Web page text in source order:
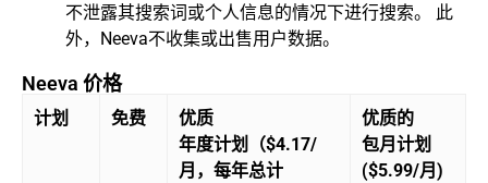
不泄露其搜索词或个人信息的情况下进行搜索。 此
外，Neeva不收集或出售用户数据。
Neeva 价格
计划 免费
优质
年度计划（$4.17/
月，每年总计
优质的
包月计划
($5.99/月)